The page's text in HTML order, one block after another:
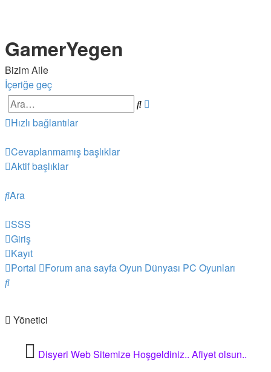
GamerYegen
Bizim Aile
İçeriğe geç
Ara
Hızlı bağlantılar
Cevaplanmamış başlıklar
Aktif başlıklar
Ara
SSS
Giriş
Kayıt
Portal
Forum ana sayfaOyun Dünyası PC Oyunları
Ara
Yönetici
Disyeri Web Sitemize Hoşgeldiniz.. Afiyet olsun..